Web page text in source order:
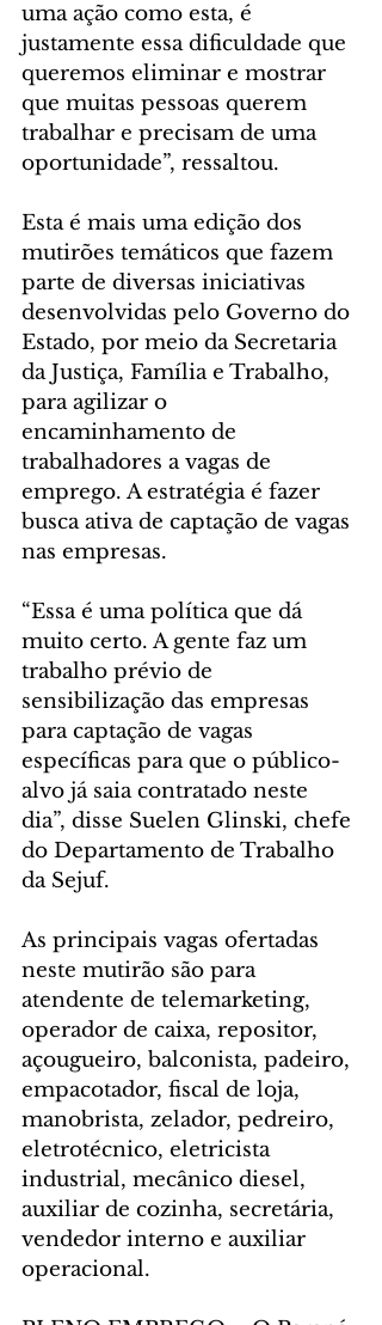
uma ação como esta, é
justamente essa dificuldade que
queremos eliminar e mostrar
que muitas pessoas querem
trabalhar e precisam de uma
oportunidade”, ressaltou.
Esta é mais uma edição dos
mutirões temáticos que fazem
parte de diversas iniciativas
desenvolvidas pelo Governo do
Estado, por meio da Secretaria
da Justiça, Família e Trabalho,
para agilizar o
encaminhamento de
trabalhadores a vagas de
emprego. A estratégia é fazer
busca ativa de captação de vagas
nas empresas.
“Essa é uma política que dá
muito certo. A gente faz um
trabalho prévio de
sensibilização das empresas
para captação de vagas
específicas para que o público-
alvo já saia contratado neste
dia”, disse Suelen Glinski, chefe
do Departamento de Trabalho
da Sejuf.
As principais vagas ofertadas
neste mutirão são para
atendente de telemarketing,
operador de caixa, repositor,
açougueiro, balconista, padeiro,
empacotador, fiscal de loja,
manobrista, zelador, pedreiro,
eletrotécnico, eletricista
industrial, mecânico diesel,
auxiliar de cozinha, secretária,
vendedor interno e auxiliar
operacional.